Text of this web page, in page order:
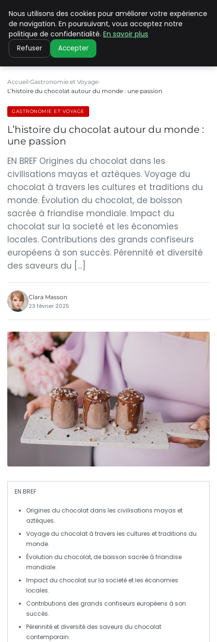
PILAT PATRIMOINES
Accueil Gastronomie et Voyage
L’histoire du chocolat autour du monde : une passion
GASTRONOMIE ET VOYAGE
L’histoire du chocolat autour du monde :
une passion
EN BREF Origines du chocolat dans les
civilisations mayas et aztèques. Voyage du
chocolat à travers les cultures et traditions du
monde. Évolution du chocolat, de boisson
sacrée à friandise mondiale. Impact du
chocolat sur la societé et les économies
locales. Contributions des grands confiseurs
européens à son succès. Pérennité et diversité
des saveurs du […]
Clara Masson
23 février 2025
EN BREF
Origines du chocolat dans les civilisations mayas et
aztèques.
Voyage du chocolat à travers les cultures ettraditions du
monde.
Évolution du chocolat, deboisson sacrée à friandise
mondiale.
Impact du chocolat sur la societé et les économies
locales.
Contributions des grands confiseurs européens à son
succès.
Pérennité et diversité des saveurs du chocolat
contemporain.
Nous utilisons des cookies pour améliorer votre expérience
de navigation. En poursuivant, vous acceptez notre
politique de confidentialité. En savoir plus
Refuser Accepter